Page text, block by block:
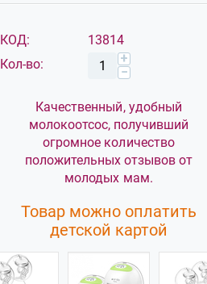
КОД:
13814
Кол-во:
+
−
Качественный, удобный
молокоотсос, получивший
огромное количество
положительных отзывов от
молодых мам.
Товар можно оплатить
детской картой